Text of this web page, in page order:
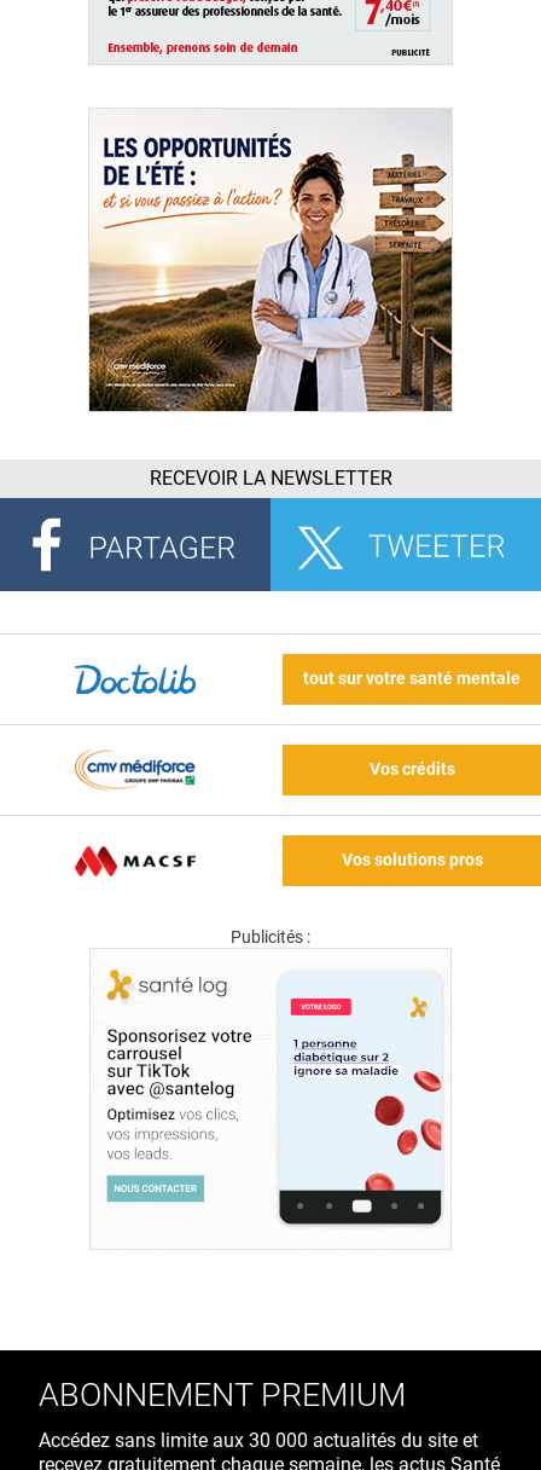
RECEVOIR LA NEWSLETTER
tout sur votre santé mentale
Vos crédits
Vos solutions pros
Publicités :
ABONNEMENT PREMIUM
Accédez sans limite aux 30 000 actualités du site et
recevez gratuitement chaque semaine, les actus Santé